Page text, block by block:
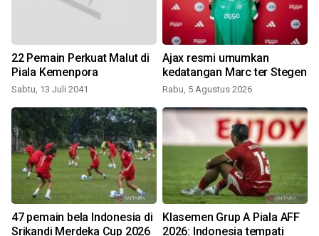
22 Pemain Perkuat Malut di
Piala Kemenpora
Sabtu, 13 Juli 2041
Ajax resmi umumkan
kedatangan Marc ter Stegen
Rabu, 5 Agustus 2026
47 pemain bela Indonesia di
Srikandi Merdeka Cup 2026
Klasemen Grup A Piala AFF
2026: Indonesia tempati